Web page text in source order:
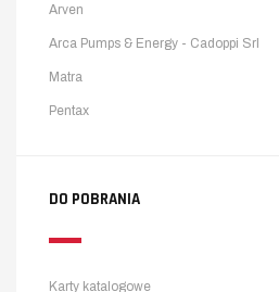
Arven
Arca Pumps & Energy - Cadoppi Srl
Matra
Pentax
DO POBRANIA
Karty katalogowe